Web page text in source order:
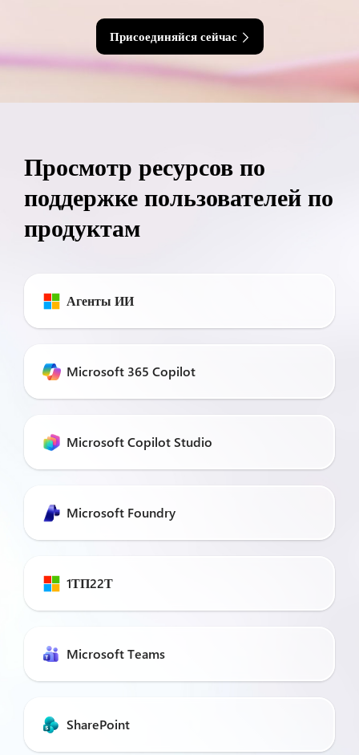
Присоединяйся сейчас
Просмотр ресурсов по
поддержке пользователей по
продуктам
Агенты ИИ
Microsoft 365 Copilot
Microsoft Copilot Studio
Microsoft Foundry
1ТП22Т
Microsoft Teams
SharePoint